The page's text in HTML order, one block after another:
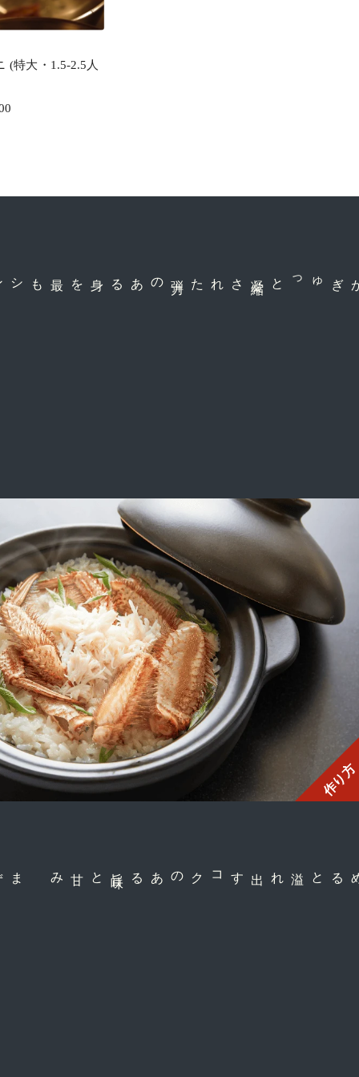
(特大・1.5-2.5人
された
のある身を
作り方
噛み締めると溢れ出す
コクのある旨
味
と甘み